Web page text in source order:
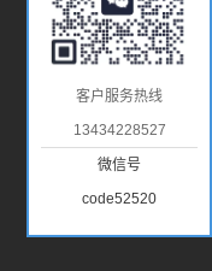
售后保障
售后服务
隐私保护
免责声明
客户服务热线
13434228527
微信号
code52520